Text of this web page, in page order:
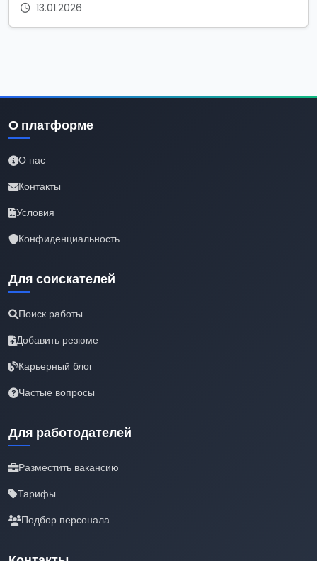
13.01.2026
О платформе
О нас
Контакты
Условия
Конфиденциальность
Для соискателей
Поиск работы
Добавить резюме
Карьерный блог
Частые вопросы
Для работодателей
Разместить вакансию
Тарифы
Подбор персонала